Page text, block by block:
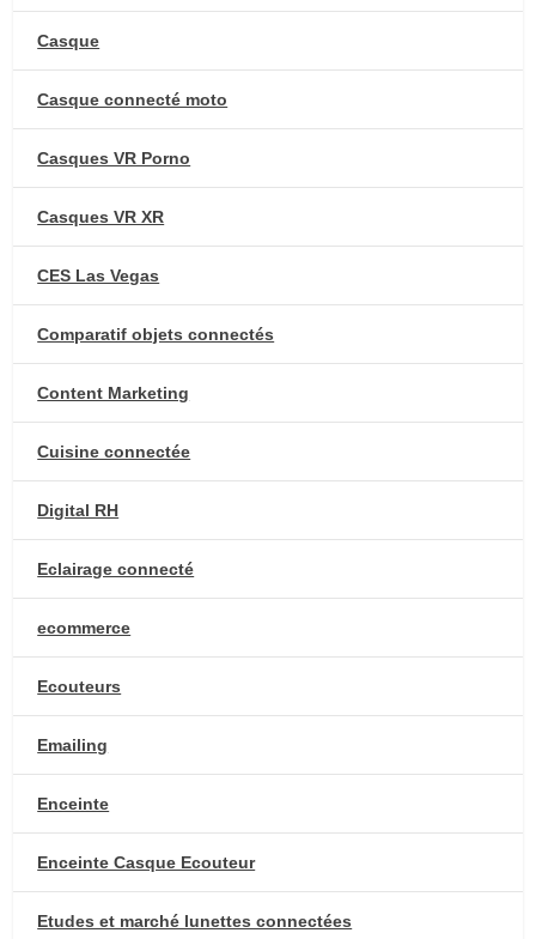
Casque
Casque connecté moto
Casques VR Porno
Casques VR XR
CES Las Vegas
Comparatif objets connectés
Content Marketing
Cuisine connectée
Digital RH
Eclairage connecté
ecommerce
Ecouteurs
Emailing
Enceinte
Enceinte Casque Ecouteur
Etudes et marché lunettes connectées